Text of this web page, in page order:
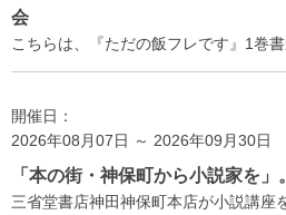
会
こちらは、『ただの飯フレです』1巻
開催日：
2026年08月07日 ～ 2026年09月30日
「本の街・神保町から小説家を」
三省堂書店神田神保町本店が小説講座